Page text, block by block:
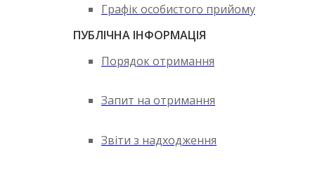
Графік особистого прийому
ПУБЛІЧНА ІНФОРМАЦІЯ
Порядок отримання
Запит на отримання
Звіти з надходження